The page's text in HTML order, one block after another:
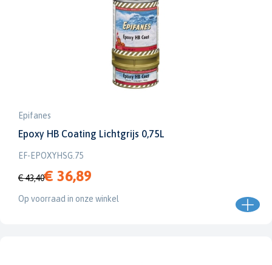
Epifanes
Epoxy HB Coating Lichtgrijs 0,75L
EF-EPOXYHSG.75
€ 43,40€ 36,89
Op voorraad in onze winkel